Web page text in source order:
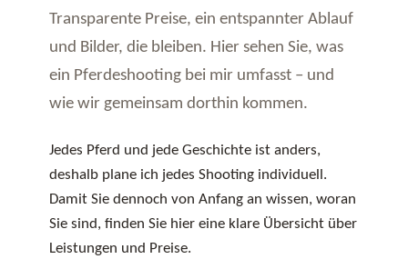
Transparente Preise, ein entspannter Ablauf
und Bilder, die bleiben. Hier sehen Sie, was
ein Pferdeshooting bei mir umfasst – und
wie wir gemeinsam dorthin kommen.
Jedes Pferd und jede Geschichte ist anders,
deshalb plane ich jedes Shooting individuell.
Damit Sie dennoch von Anfang an wissen, woran
Sie sind, finden Sie hier eine klare Übersicht über
Leistungen und Preise.